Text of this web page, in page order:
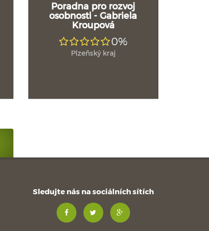
Poradna pro rozvoj
osobnosti - Gabriela
Kroupová
0%
Plzeňský kraj
Sledujte nás na sociálních sítích